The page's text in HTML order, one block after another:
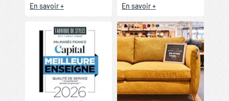
En savoir + En savoir +